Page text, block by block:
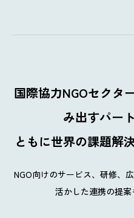
国際協力NGOセクタ
み出すパー
ともに世界の課題解
NGO向けのサービス、研修、
活かした連携の提案